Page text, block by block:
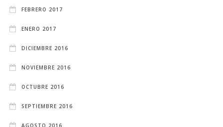
FEBRERO 2017
ENERO 2017
DICIEMBRE 2016
NOVIEMBRE 2016
OCTUBRE 2016
SEPTIEMBRE 2016
AGOSTO 2016